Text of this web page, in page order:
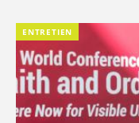
ENTRETIEN